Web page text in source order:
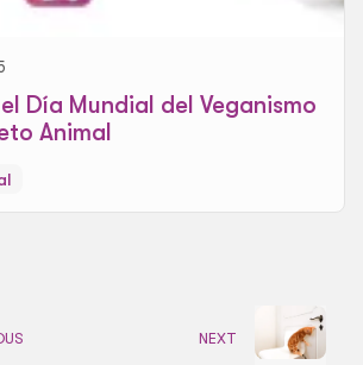
Día Mundial del Veganismo
Animal
NEXT